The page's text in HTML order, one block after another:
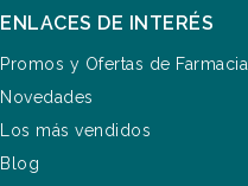
ENLACES DE INTERÉS
Promos y Ofertas de Farmacia
Novedades
Los más vendidos
Blog